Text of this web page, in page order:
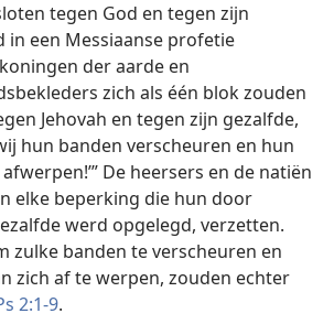
tegen God en tegen zijn
in een Messiaanse profetie
der aarde en
zich als één blok zouden
Jehovah en tegen zijn gezalfde,
hun banden verscheuren en hun
De heersers en de natiën
elke beperking die hun door
werd opgelegd, verzetten.
zulke banden te verscheuren en
zich af te werpen, zouden echter
2:1-9.